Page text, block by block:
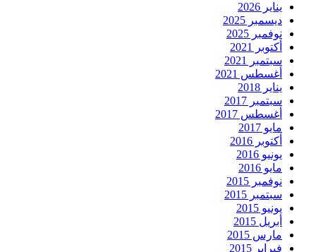
يناير 2026
ديسمبر 2025
نوفمبر 2025
أكتوبر 2021
سبتمبر 2021
أغسطس 2021
يناير 2018
سبتمبر 2017
أغسطس 2017
مايو 2017
أكتوبر 2016
يونيو 2016
مايو 2016
نوفمبر 2015
سبتمبر 2015
يونيو 2015
أبريل 2015
مارس 2015
فبراير 2015